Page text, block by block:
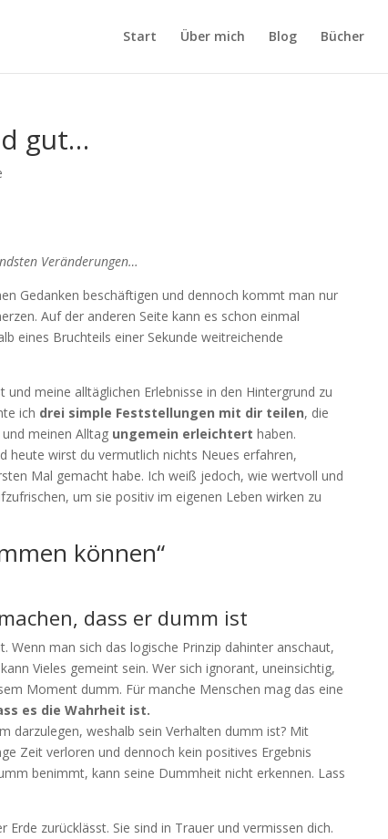
Start Über mich Blog Bücher
gut…
Veränderungen…
Gedanken beschäftigen und dennoch kommt man nur
Auf der anderen Seite kann es schon einmal
eines Bruchteils einer Sekunde weitreichende
meine alltäglichen Erlebnisse in den Hintergrund zu
ich drei simple Feststellungen mit dir teilen, die
meinen Alltag ungemein erleichtert haben.
heute wirst du vermutlich nichts Neues erfahren,
Mal gemacht habe. Ich weiß jedoch, wie wertvoll und
um sie positiv im eigenen Leben wirken zu
können“
dass er dumm ist
Wenn man sich das logische Prinzip dahinter anschaut,
Vieles gemeint sein. Wer sich ignorant, uneinsichtig,
Moment dumm. Für manche Menschen mag das eine
es die Wahrheit ist.
darzulegen, weshalb sein Verhalten dumm ist? Mit
Zeit verloren und dennoch kein positives Ergebnis
benimmt, kann seine Dummheit nicht erkennen. Lass
zurücklässt. Sie sind in Trauer und vermissen dich.